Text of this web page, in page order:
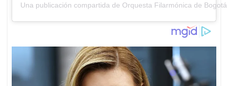
Una publicación compartida de Orquesta Filarmónica de